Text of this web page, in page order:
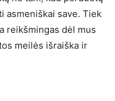
asmeniškai save. Tiek
reikšmingas dėl mus
meilės išraiška ir